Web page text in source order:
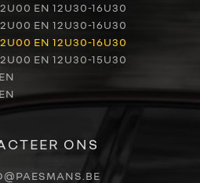
BIJ
EN 12U30-16U30
EN 12U30-16U30
EN 12U30-16U30
EN 12U30-15U30
ONS